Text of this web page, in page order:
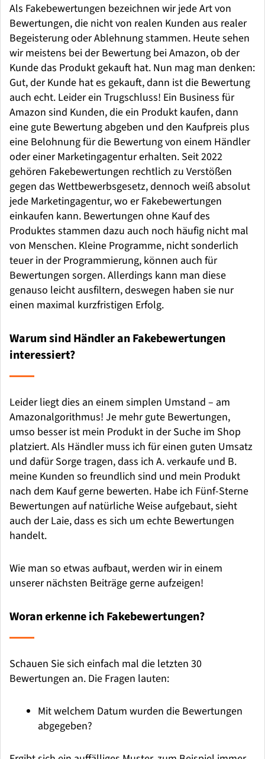
Als Fakebewertungen bezeichnen wir jede Art von
Bewertungen, die nicht von realen Kunden aus realer
Begeisterung oder Ablehnung stammen. Heute sehen
wir meistens bei der Bewertung bei Amazon, ob der
Kunde das Produkt gekauft hat. Nun mag man denken:
Gut, der Kunde hat es gekauft, dann ist die Bewertung
auch echt. Leider ein Trugschluss! Ein Business für
Amazon sind Kunden, die ein Produkt kaufen, dann
eine gute Bewertung abgeben und den Kaufpreis plus
eine Belohnung für die Bewertung von einem Händler
oder einer Marketingagentur erhalten. Seit 2022
gehören Fakebewertungen rechtlich zu Verstößen
gegen das Wettbewerbsgesetz, dennoch weiß absolut
jede Marketingagentur, wo er Fakebewertungen
einkaufen kann. Bewertungen ohne Kauf des
Produktes stammen dazu auch noch häufig nicht mal
von Menschen. Kleine Programme, nicht sonderlich
teuer in der Programmierung, können auch für
Bewertungen sorgen. Allerdings kann man diese
genauso leicht ausfiltern, deswegen haben sie nur
einen maximal kurzfristigen Erfolg.
Warum sind Händler an Fakebewertungen
interessiert?
Leider liegt dies an einem simplen Umstand – am
Amazonalgorithmus! Je mehr gute Bewertungen,
umso besser ist mein Produkt in der Suche im Shop
platziert. Als Händler muss ich für einen guten Umsatz
und dafür Sorge tragen, dass ich A. verkaufe und B.
meine Kunden so freundlich sind und mein Produkt
nach dem Kauf gerne bewerten. Habe ich Fünf-Sterne
Bewertungen auf natürliche Weise aufgebaut, sieht
auch der Laie, dass es sich um echte Bewertungen
handelt.
Wie man so etwas aufbaut, werden wir in einem
unserer nächsten Beiträge gerne aufzeigen!
Woran erkenne ich Fakebewertungen?
Schauen Sie sich einfach mal die letzten 30
Bewertungen an. Die Fragen lauten:
Mit welchem Datum wurden die Bewertungen
abgegeben?